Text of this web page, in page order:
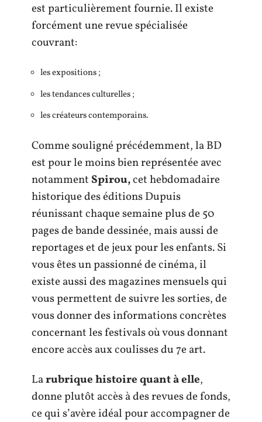
est particulièrement fournie. Il existe
forcément une revue spécialisée
couvrant:
les expositions ;
les tendances culturelles ;
les créateurs contemporains.
Comme souligné précédemment, la BD
est pour le moins bien représentée avec
notamment Spirou,cet hebdomadaire
historique des éditions Dupuis
réunissant chaque semaine plus de 50
pages de bande dessinée, mais aussi de
reportages et de jeux pour les enfants. Si
vous êtes un passionné de cinéma, il
existe aussi des magazines mensuels qui
vous permettent de suivre les sorties, de
vous donner des informations concrètes
concernant les festivals où vous donnant
encore accès aux coulisses du 7e art.
Larubrique histoire quant à elle,
donne plutôt accès à des revues de fonds,
ce qui s’avère idéal pour accompagner de